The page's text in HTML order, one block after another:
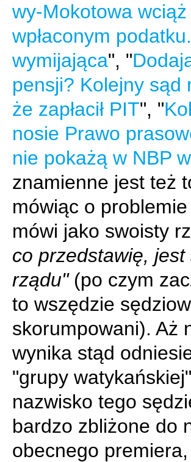
wy-Mokotowa
wpłaconym
wymijająca", "
pensji? Kolejny sąd
że zapłacił PIT", "
nosie Prawo
nie pokażą w NBP
znamienne jest też
mówiąc o
mówi jako swoisty
co przedstawię,
rządu"(po czym
to wszędzie
skorumpowani). Aż
wynika stąd
"grupy
nazwisko tego
bardzo zbliżone do
obecnego